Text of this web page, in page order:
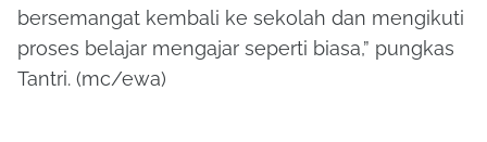
bersemangat kembali ke sekolah dan mengikuti
proses belajar mengajar seperti biasa,” pungkas
Tantri. (mc/ewa)